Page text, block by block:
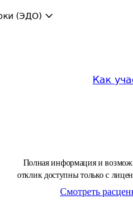
(ЭДО)
Как
Полная информация и
отклик доступны только с
Смотреть